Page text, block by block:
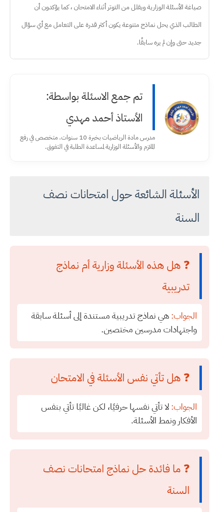
صياغة الأسئلة الوزارية ويقلل من التوتر أثناء الامتحان ، كما يؤكدون أن
الطالب الذي يحل نماذج متنوعة يكون أكثر قدرة على التعامل مع أي سؤال
جديد حتى وإن لم يره سابقًا.
تم جمع الاسئلة بواسطة:
الأستاذ أحمد مهدي
مدرس مادة الرياضيات بخبرة 10 سنوات. متخصص في رفع
الملازم والأسئلة الوزارية لمساعدة الطلبة في التفوق.
الأسئلة الشائعة حول امتحانات نصف
السنة
❓ هل هذه الأسئلة وزارية أم نماذج
تدريبية
الجواب:هي نماذج تدريبية مستندة إلى أسئلة سابقة
واجتهادات مدرسين مختصين.
❓ هل تأتي نفس الأسئلة في الامتحان
الجواب:لا تأتي نفسها حرفيًا، لكن غالبًا تأتي بنفس
الأفكار ونمط الأسئلة.
❓ ما فائدة حل نماذج امتحانات نصف
السنة